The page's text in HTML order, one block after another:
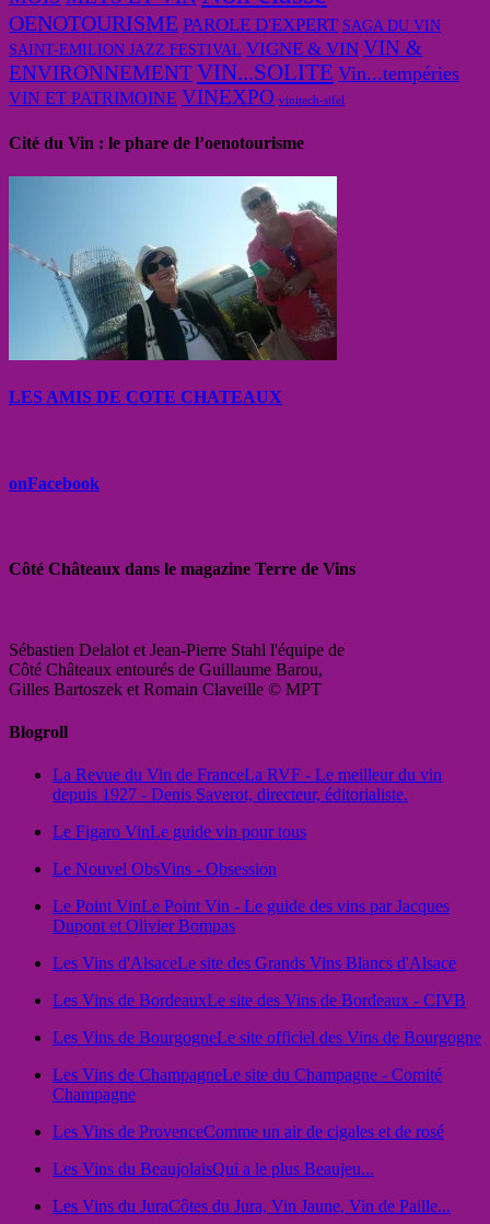
OENOTOURISME PAROLE D'EXPERT SAGA DU VIN
SAINT-EMILION JAZZ FESTIVAL VIGNE & VIN VIN &
ENVIRONNEMENTVIN...SOLITE Vin...tempéries
VIN ET PATRIMOINE VINEXPO vinitech-sifel
Cité du Vin : le phare de l’oenotourisme
LES AMIS DE COTE CHATEAUX
onFacebook
Côté Châteaux dans le magazine Terre de Vins
Sébastien Delalot et Jean-Pierre Stahl l'équipe de
Côté Châteaux entourés de Guillaume Barou,
Gilles Bartoszek et Romain Claveille © MPT
Blogroll
La Revue du Vin de FranceLa RVF - Le meilleur du vin
depuis 1927 - Denis Saverot, directeur, éditorialiste.
Le Figaro VinLe guide vin pour tous
Le Nouvel ObsVins - Obsession
Le Point VinLe Point Vin - Le guide des vins par Jacques
Dupont et Olivier Bompas
Les Vins d'AlsaceLe site des Grands Vins Blancs d'Alsace
Les Vins de BordeauxLe site des Vins de Bordeaux - CIVB
Les Vins de BourgogneLe site officiel des Vins de Bourgogne
Les Vins de ChampagneLe site du Champagne - Comité
Champagne
Les Vins de ProvenceComme un air de cigales et de rosé
Les Vins du BeaujolaisQui a le plus Beaujeu...
Les Vins du JuraCôtes du Jura, Vin Jaune, Vin de Paille...